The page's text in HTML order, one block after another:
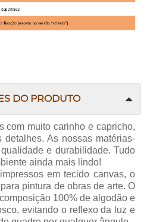
DO PRODUTO
com muito carinho e capricho,
detalhes. As nossas matérias-
e durabilidade. Tudo
ainda mais lindo!
em tecido canvas, o
pintura de obras de arte. O
100% de algodão e
evitando o reflexo da luz e